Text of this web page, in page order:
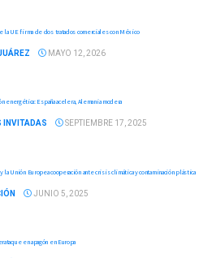
la UE firma de dos tratados comerciales con México
MAYO 12, 2026
energética: España acelera, Alemania modera
INVITADAS SEPTIEMBRE 17, 2025
la Unión Europea cooperación ante crisis climática y contaminación plástica
JUNIO 5, 2025
en apagón en Europa